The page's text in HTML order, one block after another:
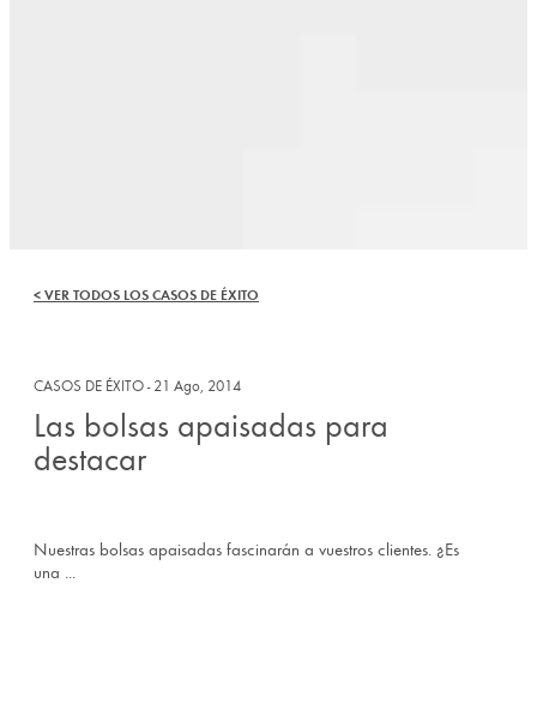
< VER TODOS LOS CASOS DE ÉXITO
CASOS DE ÉXITO -21 Ago, 2014
Las bolsas apaisadas para
destacar
Nuestras bolsas apaisadas fascinarán a vuestros clientes. ¿Es
una ...